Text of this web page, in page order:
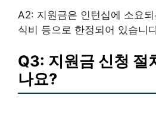
A2: 지원금은 인턴십에 소요
식비 등으로 한정되어 있습니
Q3: 지원금 신청 절
나요?